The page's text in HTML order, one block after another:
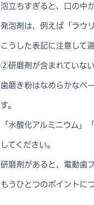
泡立ちすぎると、口の中
発泡剤は、例えば「ラウ
こうした表記に注意して
②研磨剤が含まれていな
歯磨き粉はなめらかなペ
す。
「水酸化アルミニウム
してください。
研磨剤があると、電動歯
もうひとつのポイントに